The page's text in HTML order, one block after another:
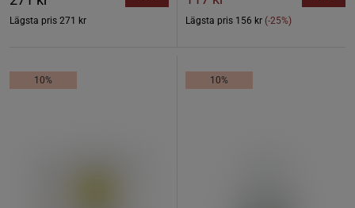
Lägsta pris 271 kr Lägsta pris 156 kr (-25%)
10% 10%